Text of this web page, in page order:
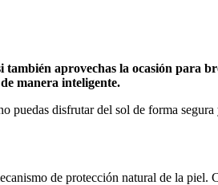
aprovechas la ocasión para
manera inteligente.
puedas disfrutar del sol de forma
de protección natural de la